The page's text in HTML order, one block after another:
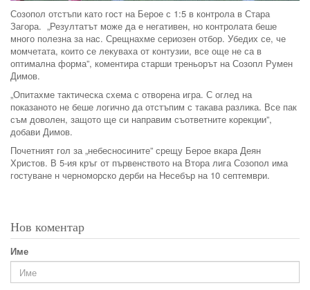
Созопол отстъпи като гост на Берое с 1:5 в контрола в Стара
Загора. „Резултатът може да е негативен, но контролата беше
много полезна за нас. Срещнахме сериозен отбор. Убедих се, че
момчетата, които се лекуваха от контузии, все още не са в
оптимална форма”, коментира старши треньорът на Созопл Румен
Димов.
„Опитахме тактическа схема с отворена игра. С оглед на
показаното не беше логично да отстъпим с такава разлика. Все пак
съм доволен, защото ще си направим съответните корекции”,
добави Димов.
Почетният гол за „небесносините” срещу Берое вкара Деян
Христов. В 5-ия кръг от първенството на Втора лига Созопол има
гостуване н черноморско дерби на Несебър на 10 септември.
Нов коментар
Име